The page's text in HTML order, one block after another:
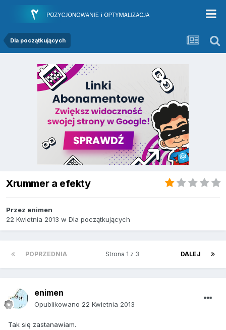
Dla początkujących
Xrummer a efekty
Przez enimen
22 Kwietnia 2013 w Dla początkujących
POPRZEDNIA DALEJ
Strona 1 z 3
enimen
Opublikowano 22 Kwietnia 2013
Tak się zastanawiam.